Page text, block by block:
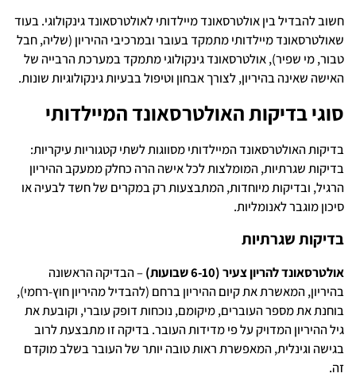
חשוב להבדיל בין אולטרסאונד מיילדותי לאולטרסאונד גינקולוגי. בעוד
שאולטרסאונד מיילדותי מתמקד בעובר ובמרכיבי ההיריון (שליה, חבל
טבור, מי שפיר), אולטרסאונד גינקולוגי מתמקד במערכת הרבייה של
האישה שאינה בהיריון, לצורך אבחון וטיפול בבעיות גינקולוגיות שונות.
סוגי בדיקות האולטרסאונד המיילדותי
בדיקות האולטרסאונד המיילדותי מסווגות לשתי קטגוריות עיקריות:
בדיקות שגרתיות, המומלצות לכל אישה הרה כחלק ממעקב ההיריון
הרגיל, ובדיקות מיוחדות, המתבצעות רק במקרים של חשד לבעיה או
סיכון מוגבר לאנומליות.
בדיקות שגרתיות
אולטרסאונד להריון צעיר (6-10 שבועות)
– הבדיקה הראשונה
בהיריון, המאשרת את קיום ההיריון ברחם (להבדיל מהיריון חוץ-רחמי),
בוחנת את מספר העוברים, מיקומם, נוכחות דופק עוברי, וקובעת את
גיל ההיריון המדויק על פי מדידות העובר. בדיקה זו מתבצעת לרוב
בגישה וגינלית, המאפשרת ראות טובה יותר של העובר בשלב מוקדם
זה.